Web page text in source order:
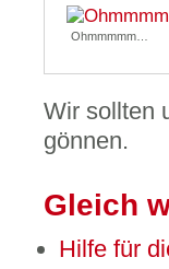
Ohmmmmm…
Wir sollten
gönnen.
Gleich
Hilfe für